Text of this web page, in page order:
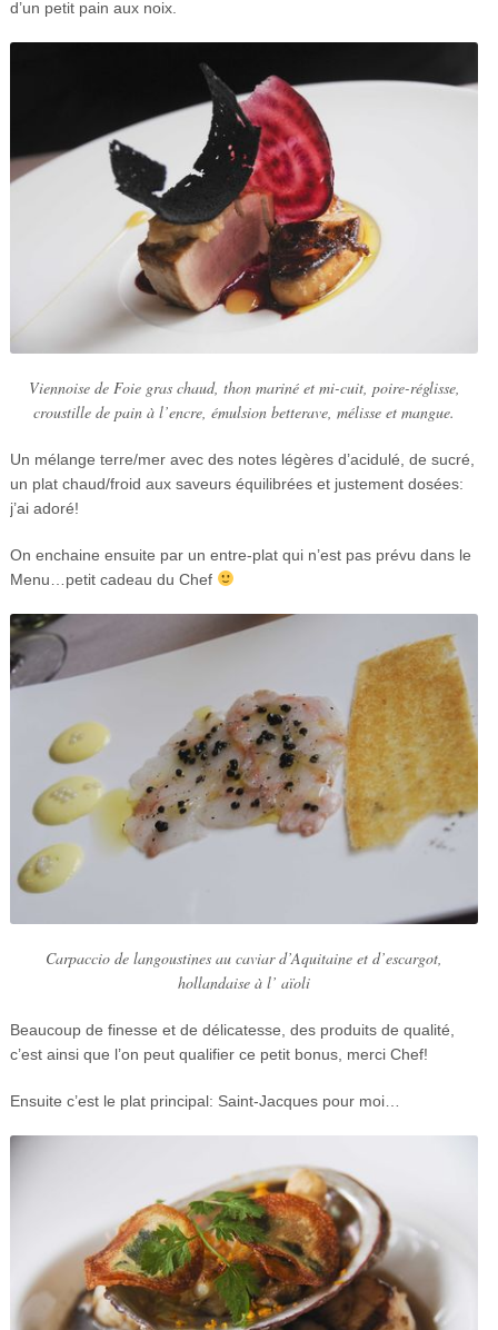
d’un petit pain aux noix.
Viennoise de Foie gras chaud, thon mariné et mi-cuit, poire-réglisse,
croustille de pain à l’encre, émulsion betterave, mélisse et mangue.
Un mélange terre/mer avec des notes légères d’acidulé, de sucré,
un plat chaud/froid aux saveurs équilibrées et justement dosées:
j’ai adoré!
On enchaine ensuite par un entre-plat qui n’est pas prévu dans le
Menu…petit cadeau du Chef
Carpaccio de langoustines au caviar d’Aquitaine et d’escargot,
hollandaise à l’ aïoli
Beaucoup de finesse et de délicatesse, des produits de qualité,
c’est ainsi que l’on peut qualifier ce petit bonus, merci Chef!
Ensuite c’est le plat principal: Saint-Jacques pour moi…